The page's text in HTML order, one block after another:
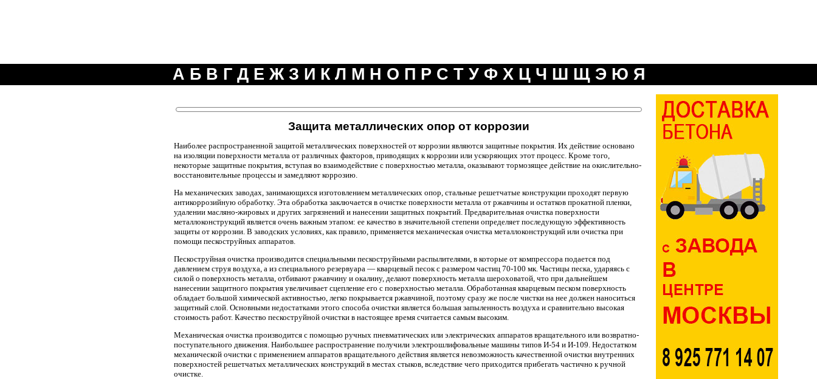
А Б В Г Д Е Ж З И К Л М Н О П Р С Т У Ф Х Ц Ч Ш Щ Э Ю Я
Защита металлических опор от коррозии
Наиболее распространенной защитой металлических поверхностей от коррозии являются защитные покрытия. Их действие основано
на изоляции поверхности металла от различных факторов, приводящих к коррозии или ускоряющих этот процесс. Кроме того,
некоторые защитные покрытия, вступая во взаимодействие с поверхностью металла, оказывают тормозящее действие на окислительно-
восстановительные процессы и замедляют коррозию.
На механических заводах, занимающихся изготовлением металлических опор, стальные решетчатые конструкции проходят первую
антикоррозийную обработку. Эта обработка заключается в очистке поверхности металла от ржавчины и остатков прокатной пленки,
удалении масляно-жировых и других загрязнений и нанесении защитных покрытий. Предварительная очистка поверхности
металлоконструкций является очень важным этапом: ее качество в значительной степени определяет последующую эффективность
защиты от коррозии. В заводских условиях, как правило, применяется механическая очистка металлоконструкций или очистка при
помощи пескоструйных аппаратов.
Пескоструйная очистка производится специальными пескоструйными распылителями, в которые от компрессора подается под
давлением струя воздуха, а из специального резервуара — кварцевый песок с размером частиц 70-100 мк. Частицы песка, ударяясь с
силой о поверхность металла, отбивают ржавчину и окалину, делают поверхность металла шероховатой, что при дальнейшем
нанесении защитного покрытия увеличивает сцепление его с поверхностью металла. Обработанная кварцевым песком поверхность
обладает большой химической активностью, легко покрывается ржавчиной, поэтому сразу же после чистки на нее должен наноситься
защитный слой. Основными недостатками этого способа очистки является большая запыленность воздуха и сравнительно высокая
стоимость работ. Качество пескоструйной очистки в настоящее время считается самым высоким.
Механическая очистка производится с помощью ручных пневматических или электрических аппаратов вращательного или возвратно-
поступательного движения. Наибольшее распространение получили электрошлифовальные машины типов И-54 и И-109. Недостатком
механической очистки с применением аппаратов вращательного действия является невозможность качественной очистки внутренних
поверхностей решетчатых металлических конструкций в местах стыков, вследствие чего приходится прибегать частично к ручной
очистке.